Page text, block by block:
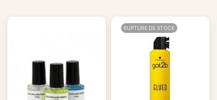
RUPTURE DE STOCK